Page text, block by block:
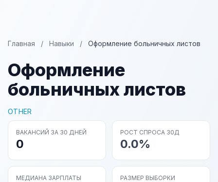
Главная / Навыки / Оформление больничных листов
Оформление
больничных листов
OTHER
ВАКАНСИЙ ЗА 30 ДНЕЙ
0
РОСТ СПРОСА 30Д
0.0%
МЕДИАНА ЗАРПЛАТЫ РАЗМЕР ВЫБОРКИ